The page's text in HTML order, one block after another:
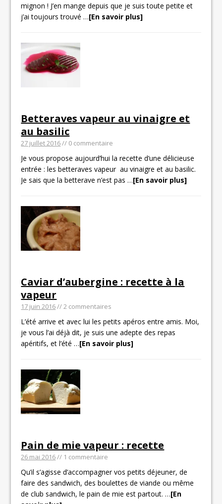
mignon ! J’en mange depuis que je suis toute petite et
j’ai toujours trouvé…[En savoir plus]
Betteraves vapeur au vinaigre et
au basilic
27 juillet 2016// 0 commentaire
Je vous propose aujourd’hui la recette d’une délicieuse
entrée : les betteraves vapeur au vinaigre et au basilic.
Je sais que la betterave n’est pas…[En savoir plus]
Caviar d’aubergine : recette à la
vapeur
17 juin 2016// 2 commentaires
L’été arrive et avec lui les petits apéros entre amis. Moi,
je vous l’ai déjà dit, je suis une adepte des repas
apéritifs, et l’été…[En savoir plus]
Pain de mie vapeur : recette
26 mai 2016// 1 commentaire
Qu’il s’agisse d’accompagner vos petits déjeuner, de
faire des sandwich, des boulettes de viande ou même
de club sandwich, le pain de mie est partout.…[En